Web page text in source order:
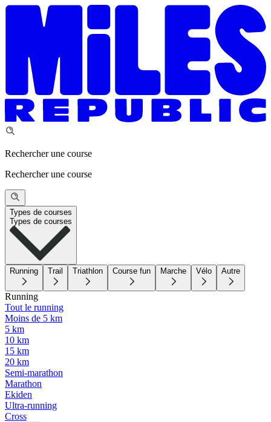
Rechercher une course
Rechercher une course
Types de courses
Types de courses
Running Trail Triathlon Course fun Marche Vélo Autre
Running
Tout le running
Moins de 5 km
5 km
10 km
15 km
20 km
Semi-marathon
Marathon
Ekiden
Ultra-running
Cross